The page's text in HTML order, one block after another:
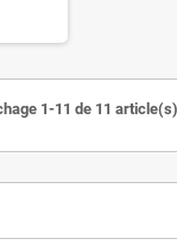
1-11 de 11 article(s)